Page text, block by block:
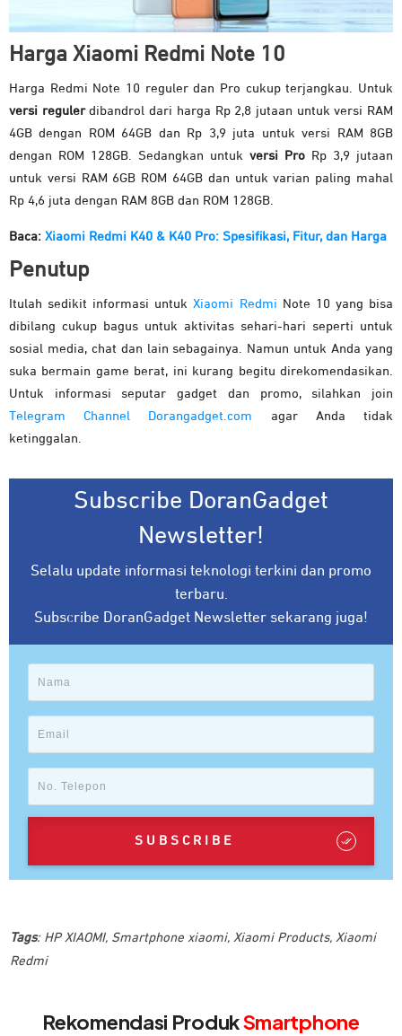
Harga Xiaomi Redmi Note 10
Harga Redmi Note 10 reguler dan Pro cukup terjangkau. Untuk
versi regulerdibandrol dari harga Rp 2,8 jutaan untuk versi RAM
4GB dengan ROM 64GB dan Rp 3,9 juta untuk versi RAM 8GB
dengan ROM 128GB. Sedangkan untuk versi Pro Rp 3,9 jutaan
untuk versi RAM 6GB ROM 64GB dan untuk varian paling mahal
Rp 4,6 juta dengan RAM 8GB dan ROM 128GB.
Baca: Xiaomi Redmi K40 & K40 Pro: Spesifikasi, Fitur, dan Harga
Penutup
Itulah sedikit informasi untukXiaomi Redmi Note 10 yang bisa
dibilang cukup bagus untuk aktivitas sehari-hari seperti untuk
sosial media, chat dan lain sebagainya. Namun untuk Anda yang
suka bermain game berat, ini kurang begitu direkomendasikan.
Untuk informasi seputar gadget dan promo, silahkan join
Telegram Channel Dorangadget.com agar Anda tidak
ketinggalan.
Subscribe DoranGadget
Newsletter!
Selalu update informasi teknologi terkini dan promo
terbaru.
Subscribe DoranGadget Newsletter sekarang juga!
SUBSCRIBE
Tags: HP XIAOMI, Smartphone xiaomi, Xiaomi Products, Xiaomi
Redmi
Rekomendasi ProdukSmartphone